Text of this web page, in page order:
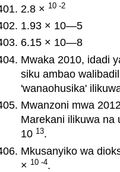
2.8 × 10 -2
1.93 × 10—5
6.15 × 10—8
Mwaka 2010, idadi
siku ambao
'wanaohusika'
Mwanzoni mwa
Marekani ilikuwa na
10 13.
Mkusanyiko wa
× 10 -4.